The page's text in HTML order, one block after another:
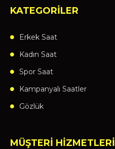
KATEGORİLER
Erkek Saat
Kadın Saat
Spor Saat
Kampanyalı Saatler
Gözlük
MÜŞTERİ HİZMETLERİ